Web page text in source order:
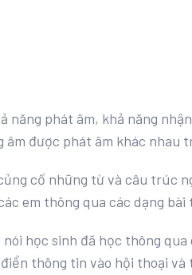
năng phát âm, khả năng
âm được phát âm khác nhau
cố những từ và câu trúc
em thông qua các dạng bài
học sinh đã học thông
thông tin vào hội thoại